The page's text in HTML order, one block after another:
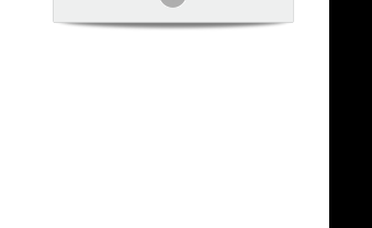
钢琴名家系列 浪漫王者 基里尔
·格斯坦钢琴独奏会[2026-09-24